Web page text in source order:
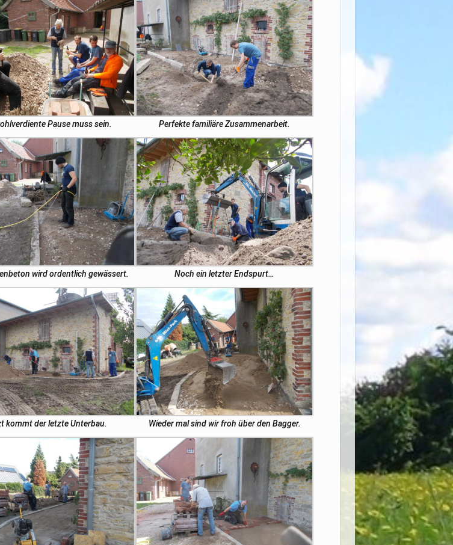
Pause muss sein. Perfekte familiäre Zusammenarbeit.
wird ordentlich gewässert. Noch ein letzter Endspurt…
kommt der letzte Unterbau. Wieder mal sind wir froh über den Bagger.